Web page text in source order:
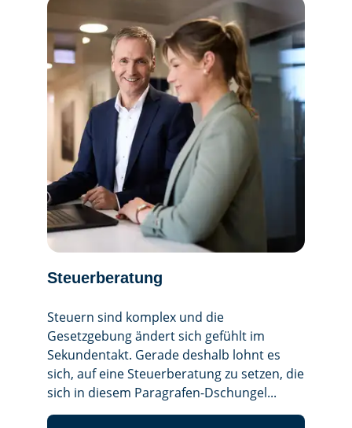
Steuerberatung
Steuern sind komplex und die
Gesetzgebung ändert sich gefühlt im
Sekundentakt. Gerade deshalb lohnt es
sich, auf eine Steuerberatung zu setzen, die
sich in diesem Paragrafen-Dschungel...